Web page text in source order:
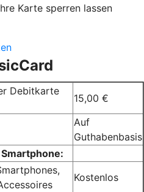
Karte sperren lassen
Debitkarte
15,00 €
Auf
Guthabenbasis
Kostenlos